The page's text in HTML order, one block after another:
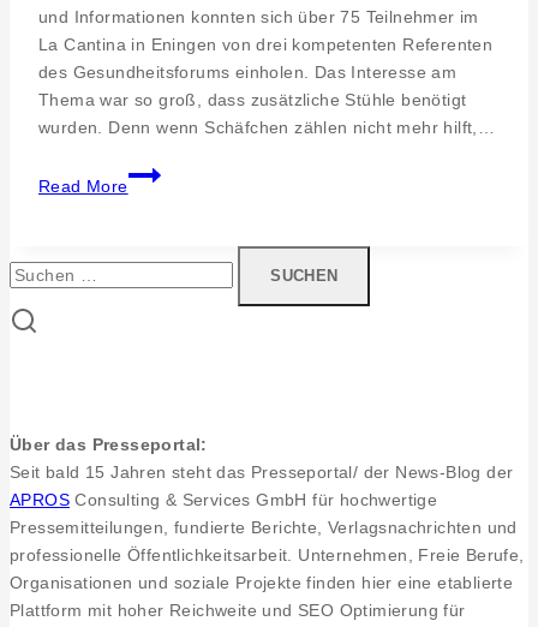
und Informationen konnten sich über 75 Teilnehmer im
La Cantina in Eningen von drei kompetenten Referenten
des Gesundheitsforums einholen. Das Interesse am
Thema war so groß, dass zusätzliche Stühle benötigt
wurden. Denn wenn Schäfchen zählen nicht mehr hilft,…
Read More
Eningen.
Ein-
Durchschlafprobleme
Suchen
nach:
Über das Presseportal:
Seit bald 15 Jahren steht das Presseportal/ der News-Blog der
APROS Consulting & Services GmbH für hochwertige
Pressemitteilungen, fundierte Berichte, Verlagsnachrichten und
professionelle Öffentlichkeitsarbeit. Unternehmen, Freie Berufe,
Organisationen und soziale Projekte finden hier eine etablierte
Plattform mit hoher Reichweite und SEO Optimierung für